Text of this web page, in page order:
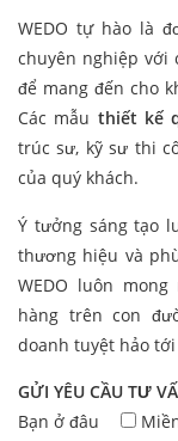
WEDO tự hào là
chuyên nghiệp với
để mang đến cho
Các mẫu thiết kế
trúc sư, kỹ sư thi
của quý khách.
Ý tưởng sáng tạo
thương hiệu và
WEDO luôn
hàng trên con
doanh tuyệt hảo tới
GỬI YÊU CẦU TƯ
Bạn ở đâu